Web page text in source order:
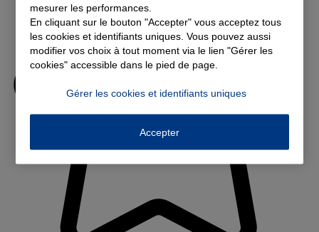
mesurer les performances.
En cliquant sur le bouton "Accepter" vous acceptez tous
les cookies et identifiants uniques. Vous pouvez aussi
modifier vos choix à tout moment via le lien "Gérer les
cookies" accessible dans le pied de page.
Gérer les cookies et identifiants uniques
Accepter